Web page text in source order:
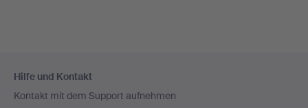
Navigation
Hilfe und Kontakt
Kontakt mit dem Support aufnehmen